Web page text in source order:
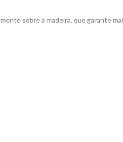
sobre a madeira, que garante